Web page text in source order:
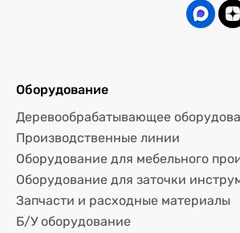
Оборудование
Деревообрабатывающее
Производственные линии
Оборудование для мебельного
Оборудование для заточки
Запчасти и расходные материалы
Б/У оборудование